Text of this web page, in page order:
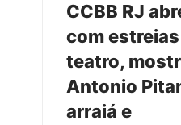
CCBB RJ
com
teatro,
Antonio
arraiá e